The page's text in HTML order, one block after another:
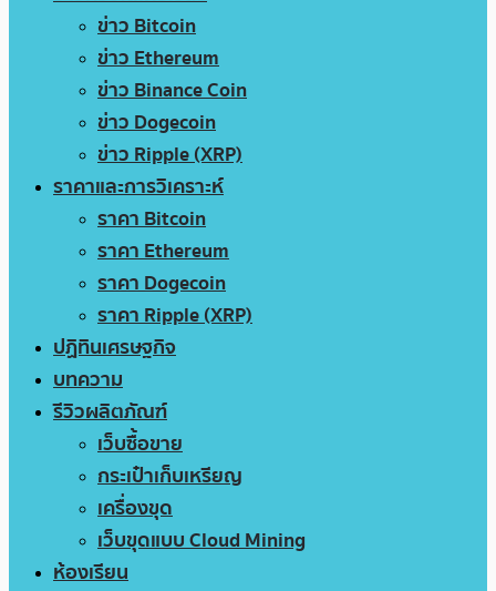
ข่าว Bitcoin
ข่าว Ethereum
ข่าว Binance Coin
ข่าว Dogecoin
ข่าว Ripple (XRP)
ราคาและการวิเคราะห์
ราคา Bitcoin
ราคา Ethereum
ราคา Dogecoin
ราคา Ripple (XRP)
ปฏิทินเศรษฐกิจ
บทความ
รีวิวผลิตภัณฑ์
เว็บซื้อขาย
กระเป๋าเก็บเหรียญ
เครื่องขุด
เว็บขุดแบบ Cloud Mining
ห้องเรียน